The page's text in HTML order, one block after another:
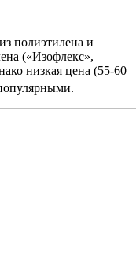
полиэтилена и
(«Изофлекс»,
низкая цена (55-60